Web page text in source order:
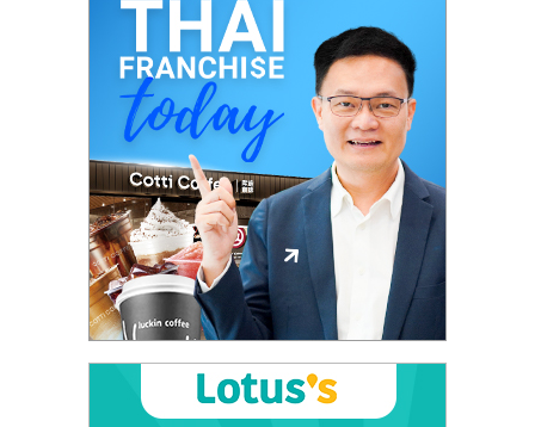
ปรึกษา
การ
ลงทุน
และ
ขยาย